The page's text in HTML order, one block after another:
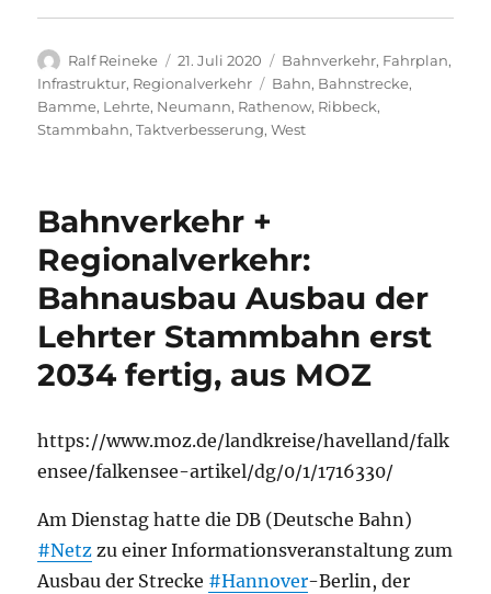
Autor
Ralf Reineke
Veröffentlicht
am
21. Juli 2020 Kategorien
Bahnverkehr, Fahrplan,
Infrastruktur, Regionalverkehr Schlagwörter
Bahn, Bahnstrecke,
Bamme, Lehrte, Neumann, Rathenow, Ribbeck,
Stammbahn,Taktverbesserung,West
Bahnverkehr +
Regionalverkehr:
Bahnausbau Ausbau der
Lehrter Stammbahn erst
2034 fertig, aus MOZ
https://www.moz.de/landkreise/havelland/falk
ensee/falkensee-artikel/dg/0/1/1716330/
Am Dienstag hatte die DB (Deutsche Bahn)
#Netz zu einer Informationsveranstaltung zum
Ausbau der Strecke #Hannover-Berlin, der